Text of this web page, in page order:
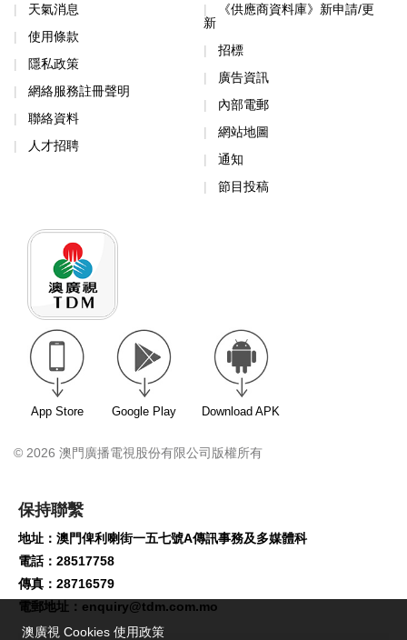
天氣消息
使用條款
隱私政策
網絡服務註冊聲明
聯絡資料
人才招聘
《供應商資料庫》新申請/更
新
招標
廣告資訊
內部電郵
網站地圖
通知
節目投稿
App Store Google Play Download APK
© 2026 澳門廣播電視股份有限公司版權所有
保持聯繫
地址：澳門俾利喇街一五七號A傳訊事務及多媒體科
電話：28517758
傳真：28716579
電郵地址： enquiry@tdm.com.mo
澳廣視 Cookies 使用政策